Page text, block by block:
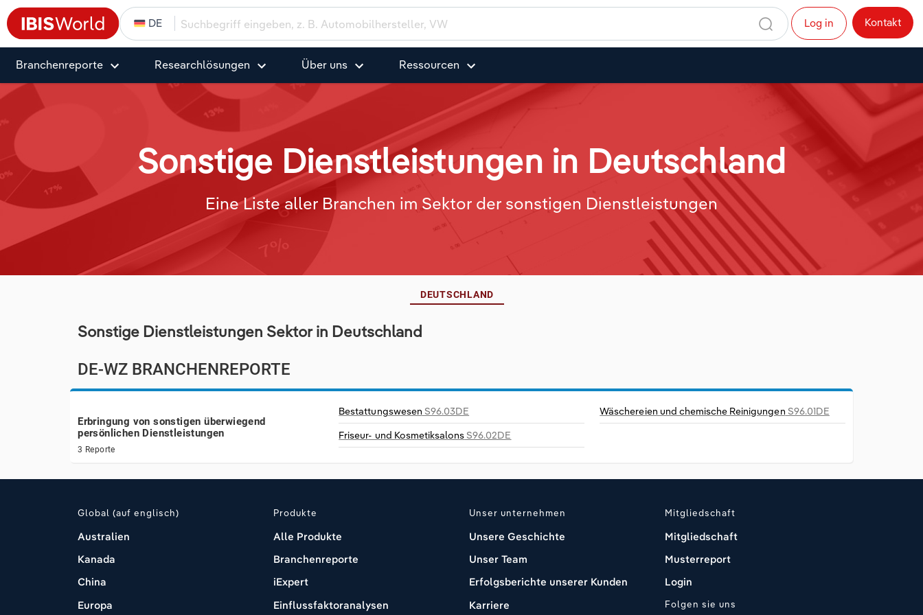
DE Log in Kontakt
Branchenreporte Research­­­­lösungen Über uns Ressourcen
Sonstige Dienstleistungen in Deutschland
Eine Liste aller Branchen im Sektor der sonstigen Dienstleistungen
DEUTSCHLAND
Sonstige Dienstleistungen Sektor in Deutschland
DE-WZ BRANCHENREPORTE
Erbringung von sonstigen überwiegend
persönlichen Dienstleistungen
3 Reporte
Bestattungswesen S96.03DE
Friseur- und Kosmetiksalons S96.02DE
Wäschereien und chemische Reinigungen S96.01DE
Global (auf englisch)
Australien
Kanada
China
Europa
Produkte
Alle Produkte
Branchenreporte
iExpert
Einflussfaktoranalysen
Unser unternehmen
Unsere Geschichte
Unser Team
Erfolgsberichte unserer Kunden
Karriere
Mitgliedschaft
Mitgliedschaft
Musterreport
Login
Folgen sie uns